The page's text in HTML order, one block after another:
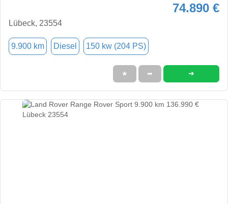
74.890 €
Lübeck, 23554
9.900 km Diesel 150 kw (204 PS)
★ ➦ ➜